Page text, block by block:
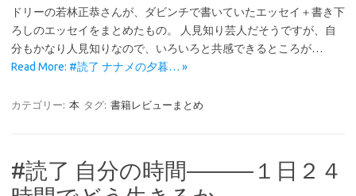
ドリーの若林正恭さんが、ダビンチで書いていたエッセイ＋書き下
ろしのエッセイをまとめたもの。 人見知り芸人だそうですが、自
分もかなり人見知りなので、いろいろと共感できるところが…
Read More: #読了 ナナメの夕暮… »
カテゴリー: 本 タグ: 書籍レビューまとめ
#読了 自分の時間―――１日２４